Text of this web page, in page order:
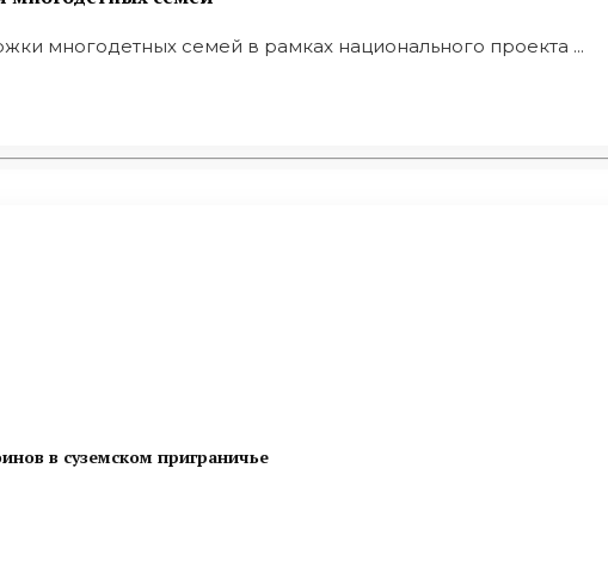
многодетных семей в рамках национального проекта ...
в суземском приграничье